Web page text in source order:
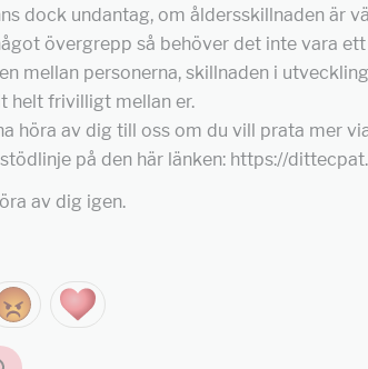
dock undantag, om åldersskillnaden är
övergrepp så behöver det inte vara
mellan personerna, skillnaden i
helt frivilligt mellan er.
höra av dig till oss om du vill prata mer
stödlinje på den här länken: https://
av dig igen.